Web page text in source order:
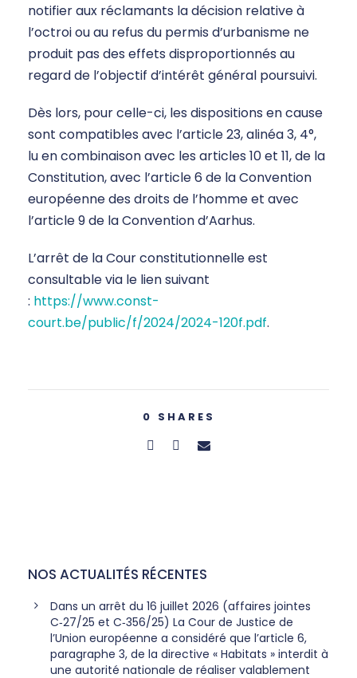
notifier aux réclamants la décision relative à
l’octroi ou au refus du permis d’urbanisme ne
produit pas des effets disproportionnés au
regard de l’objectif d’intérêt général poursuivi.
Dès lors, pour celle-ci, les dispositions en cause
sont compatibles avec l’article 23, alinéa 3, 4°,
lu en combinaison avec les articles 10 et 11, de la
Constitution, avec l’article 6 de la Convention
européenne des droits de l’homme et avec
l’article 9 de la Convention d’Aarhus.
L’arrêt de la Cour constitutionnelle est
consultable via le lien suivant
: https://www.const-
court.be/public/f/2024/2024-120f.pdf.
0 SHARES
NOS ACTUALITÉS RÉCENTES
Dans un arrêt du 16 juillet 2026 (affaires jointes
C‑27/25 et C‑356/25) La Cour de Justice de
l’Union européenne a considéré que l’article 6,
paragraphe 3, de la directive « Habitats » interdit à
une autorité nationale de réaliser valablement